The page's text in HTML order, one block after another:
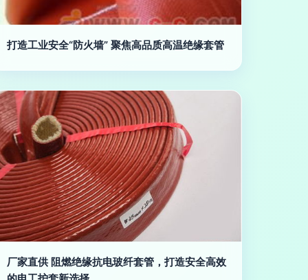
打造工业安全“防火墙” 聚焦高品质高温绝缘套管
厂家直供 阻燃绝缘抗电玻纤套管，打造安全高效